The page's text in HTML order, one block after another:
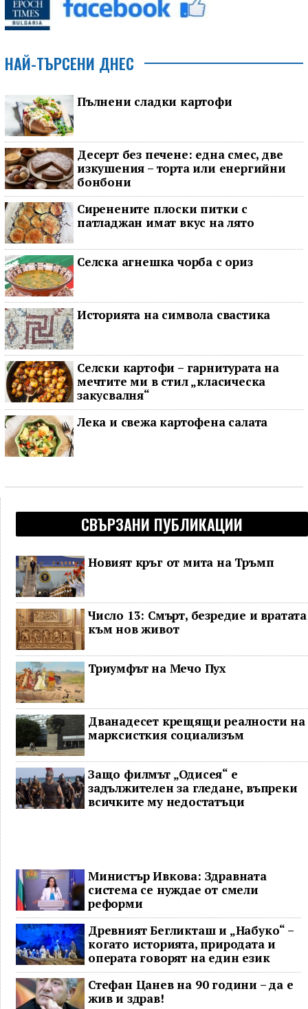
НАЙ-ТЪРСЕНИ ДНЕС
Пълнени сладки картофи
Десерт без печене: една смес, две
изкушения – торта или енергийни
бонбони
Сиренените плоски питки с
патладжан имат вкус на лято
Селска агнешка чорба с ориз
Историята на символа свастика
Селски картофи – гарнитурата на
мечтите ми в стил „класическа
закусвалня“
Лека и свежа картофена салата
СВЪРЗАНИ ПУБЛИКАЦИИ
Новият кръг от мита на Тръмп
Число 13: Смърт, безредие и вратата
към нов живот
Триумфът на Мечо Пух
Дванадесет крещящи реалности на
марксисткия социализъм
Защо филмът „Одисея“ е
задължителен за гледане, въпреки
всичките му недостатъци
Министър Ивкова: Здравната
система се нуждае от смели
реформи
Древният Бегликташ и „Набуко“ –
когато историята, природата и
операта говорят на един език
Стефан Цанев на 90 години – да е
жив и здрав!